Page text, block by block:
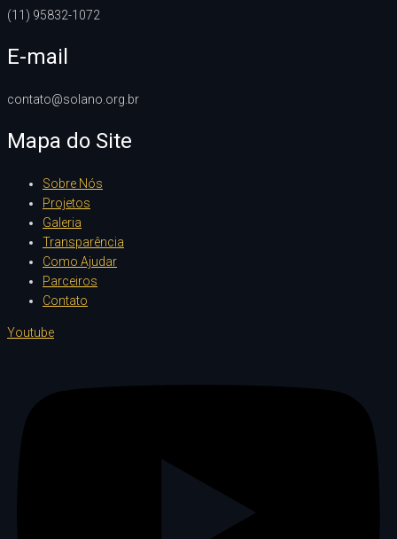
(11) 95832-1072
E-mail
contato@solano.org.br
Mapa do Site
Sobre Nós
Projetos
Galeria
Transparência
Como Ajudar
Parceiros
Contato
Youtube